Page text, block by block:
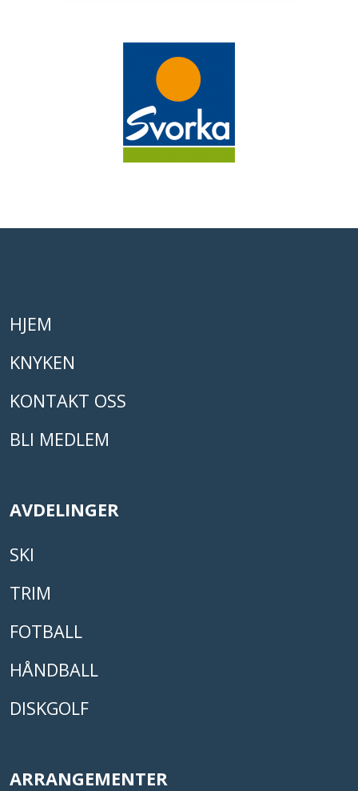
HJEM
KNYKEN
KONTAKT OSS
BLI MEDLEM
AVDELINGER
SKI
TRIM
FOTBALL
HÅNDBALL
DISKGOLF
ARRANGEMENTER